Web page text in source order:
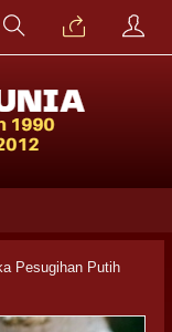
Pesugihan Putih